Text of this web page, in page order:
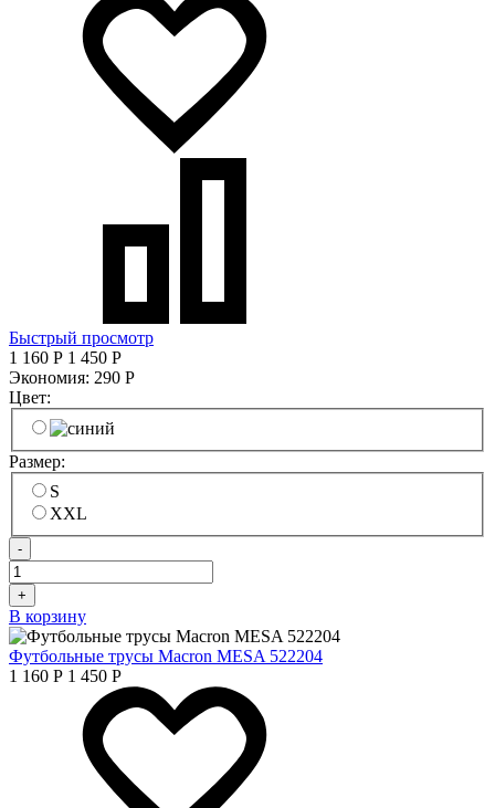
Быстрый просмотр
1 160 Р 1 450 Р
Экономия: 290 Р
Цвет:
Размер:
S
XXL
-
+
В корзину
Футбольные трусы Macron MESA 522204
1 160 Р 1 450 Р